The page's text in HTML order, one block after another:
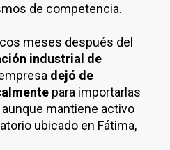
de competencia.
meses después del
industrial de
dejó de
para importarlas
aunque mantiene activo
ubicado en Fátima,